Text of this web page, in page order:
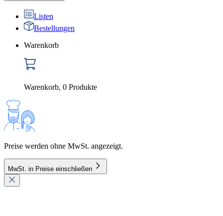
Listen
Bestellungen
Warenkorb
Warenkorb, 0 Produkte
Preise werden ohne MwSt. angezeigt.
MwSt. in Preise einschließen